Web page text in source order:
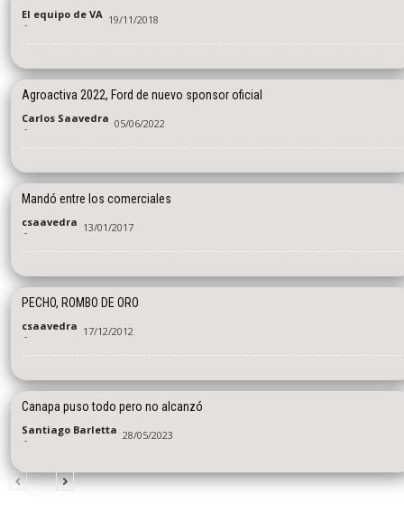
El equipo de VA
- 19/11/2018
Agroactiva 2022, Ford de nuevo sponsor oficial
Carlos Saavedra
- 05/06/2022
Mandó entre los comerciales
csaavedra
- 13/01/2017
PECHO, ROMBO DE ORO
csaavedra
- 17/12/2012
Canapa puso todo pero no alcanzó
Santiago Barletta
- 28/05/2023